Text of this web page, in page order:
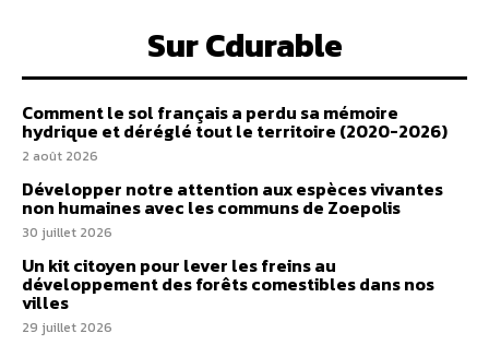
Sur Cdurable
Comment le sol français a perdu sa mémoire
hydrique et déréglé tout le territoire (2020-2026)
2 août 2026
Développer notre attention aux espèces vivantes
non humaines avec les communs de Zoepolis
30 juillet 2026
Un kit citoyen pour lever les freins au
développement des forêts comestibles dans nos
villes
29 juillet 2026